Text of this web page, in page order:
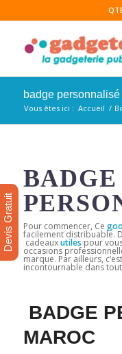
badge personnalisé
Vous êtes ici : Accueil /
BADGE
Pour commencer, Ce
facilement distribuable.
cadeauxutiles pour
occasions
marque. Par ailleurs, c’est
incontournable dans
BADGE
MAROC
Devis Gratuit